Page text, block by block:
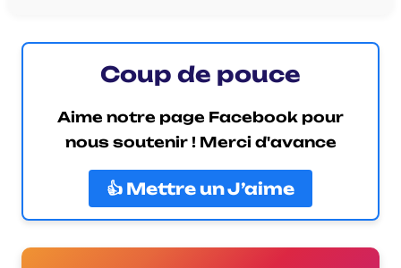
Coup de pouce
Aime notre page Facebook pour
nous soutenir ! Merci d'avance
👍 Mettre un J’aime